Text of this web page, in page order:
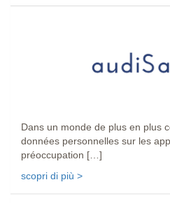
Dans un monde de plus en plus
données personnelles sur les
préoccupation […]
scopri di più >